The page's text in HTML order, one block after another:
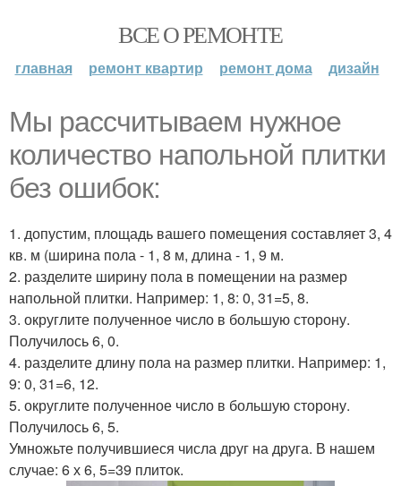
ВСЕ О РЕМОНТЕ
главная ремонт квартир ремонт дома дизайн
Мы рассчитываем нужное
количество напольной плитки
без ошибок:
1. допустим, площадь вашего помещения составляет 3, 4
кв. м (ширина пола - 1, 8 м, длина - 1, 9 м.
2. разделите ширину пола в помещении на размер
напольной плитки. Например: 1, 8: 0, 31=5, 8.
3. округлите полученное число в большую сторону.
Получилось 6, 0.
4. разделите длину пола на размер плитки. Например: 1,
9: 0, 31=6, 12.
5. округлите полученное число в большую сторону.
Получилось 6, 5.
Умножьте получившиеся числа друг на друга. В нашем
случае: 6 х 6, 5=39 плиток.